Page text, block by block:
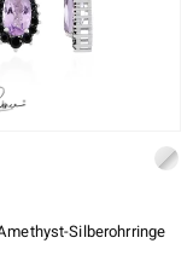
Silberohrringe